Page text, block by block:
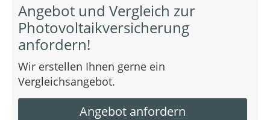
Angebot und Vergleich zur
Photovoltaikversicherung
anfordern!
Wir erstellen Ihnen gerne ein
Vergleichsangebot.
Angebot anfordern